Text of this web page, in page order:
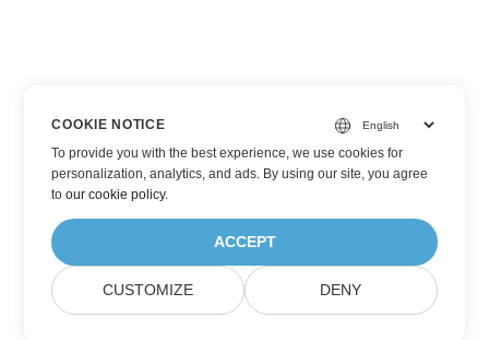
COOKIE NOTICE
To provide you with the best experience, we use cookies for
personalization, analytics, and ads. By using our site, you agree
toour cookie policy.
ACCEPT
CUSTOMIZE DENY